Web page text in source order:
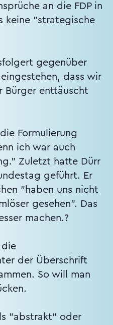
an die FDP in
keine "strategische
gegenüber
dass wir
Bürger enttäuscht
Formulierung
ich war auch
Zuletzt hatte Dürr
geführt. Er
"haben uns nicht
gesehen". Das
machen.?
die
der Überschrift
So will man
"abstrakt" oder